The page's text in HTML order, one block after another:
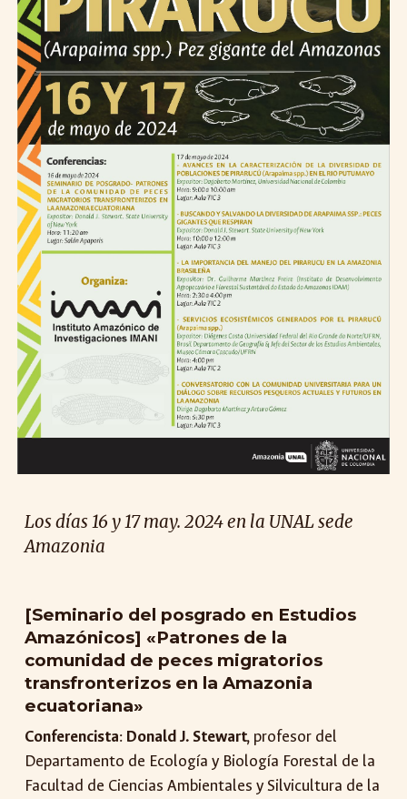
Los días 16 y 17may. 2024 en la UNAL sede
Amazonia
[Seminario del posgrado en Estudios
Amazónicos] «Patrones de la
comunidad de peces migratorios
transfronterizos en la Amazonia
ecuatoriana»
Conferencista: Donald J. Stewart, profesor del
Departamento de Ecología y Biología Forestal de la
Facultad de Ciencias Ambientales y Silvicultura de la